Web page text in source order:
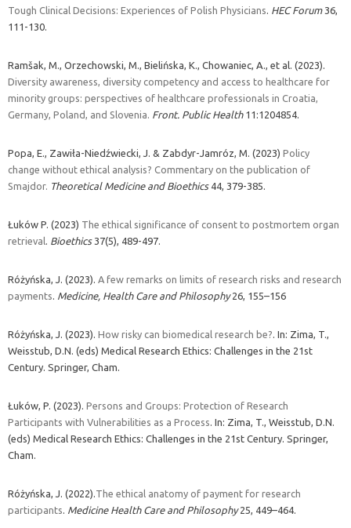
Tough Clinical Decisions: Experiences of Polish Physicians HEC Forum36,
111-130.
Ramšak, M., Orzechowski, M., Bielińska, K., Chowaniec, A., et al. (2023).
Diversity awareness, diversity competency and access to healthcare for
minority groups: perspectives of healthcare professionals in Croatia,
Germany, Poland, and Slovenia. Front. Public Health11:1204854.
Popa, E., Zawiła-Niedźwiecki, J. & Zabdyr-Jamróz, M. (2023) Policy
change without ethical analysis? Commentary on the publication of
Smajdor. Theoretical Medicine and Bioethics44, 379-385.
Łuków P. (2023) The ethical significance of consent to postmortem organ
retrieval Bioethics 37(5), 489-497.
Różyńska, J. (2023). A few remarks on limits of research risks and research
payments Medicine, Health Care and Philosophy26, 155–156
Różyńska, J. (2023). How risky can biomedical research be? . In: Zima, T.,
Weisstub, D.N. (eds) Medical Research Ethics: Challenges in the 21st
Century. Springer, Cham.
Łuków, P. (2023). Persons and Groups: Protection of Research
Participants with Vulnerabilities as a Process . In: Zima, T., Weisstub, D.N.
(eds) Medical Research Ethics: Challenges in the 21st Century. Springer,
Cham.
Różyńska, J. (2022). The ethical anatomy of payment for research
participants Medicine Health Care and Philosophy25, 449–464.